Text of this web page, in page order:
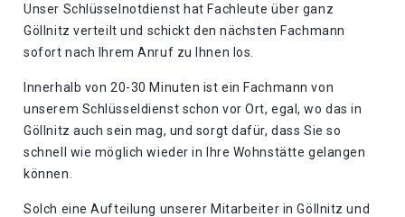
Unser Schlüsselnotdienst hat Fachleute über ganz
Göllnitz verteilt und schickt den nächsten Fachmann
sofort nach Ihrem Anruf zu Ihnen los.
Innerhalb von 20-30 Minuten ist ein Fachmann von
unserem Schlüsseldienst schon vor Ort, egal, wo das in
Göllnitz auch sein mag, und sorgt dafür, dass Sie so
schnell wie möglich wieder in Ihre Wohnstätte gelangen
können.
Solch eine Aufteilung unserer Mitarbeiter in Göllnitz und